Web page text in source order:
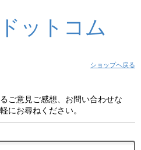
ットコム
ショップへ戻る
ご意見ご感想、お問い合わせな
にお尋ねください。